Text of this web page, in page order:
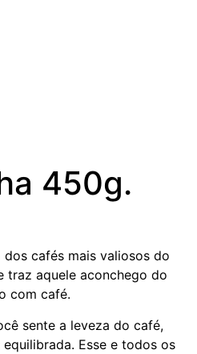
450g.
cafés mais valiosos do
traz aquele aconchego do
com café.
sente a leveza do café,
Esse e todos os